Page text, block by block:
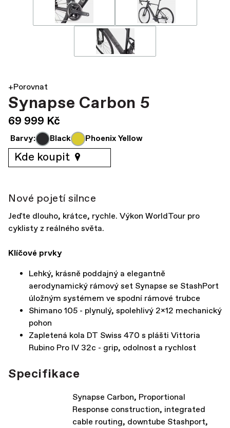
+Porovnat
Synapse Carbon 5
69 999 Kč
Barvy: Black Phoenix Yellow
Kde koupit
Nové pojetí silnce
Jeďte dlouho, krátce, rychle. Výkon WorldTour pro
cyklisty z reálného světa.
Klíčové prvky
Lehký, krásně poddajný a elegantně
aerodynamický rámový set Synapse se StashPort
úložným systémem ve spodní rámové trubce
Shimano 105 - plynulý, spolehlivý 2x12 mechanický
pohon
Zapletená kola DT Swiss 470 s plášti Vittoria
Rubino Pro IV 32c - grip, odolnost a rychlost
Specifikace
Synapse Carbon, Proportional
Response construction, integrated
cable routing, downtube Stashport,